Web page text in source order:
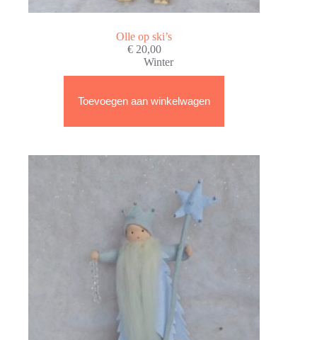
Olle op ski’s
€20,00
Winter
Toevoegen aan winkelwagen